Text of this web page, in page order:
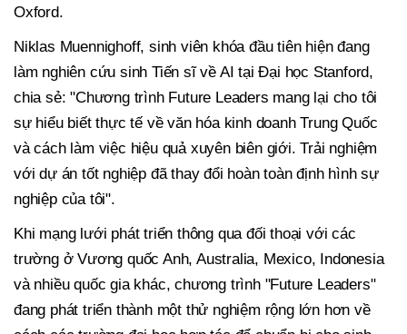
Oxford.
Niklas Muennighoff, sinh viên khóa đầu tiên hiện đang
làm nghiên cứu sinh Tiến sĩ về AI tại Đại học Stanford,
chia sẻ: "Chương trình Future Leaders mang lại cho tôi
sự hiểu biết thực tế về văn hóa kinh doanh Trung Quốc
và cách làm việc hiệu quả xuyên biên giới. Trải nghiệm
với dự án tốt nghiệp đã thay đổi hoàn toàn định hình sự
nghiệp của tôi".
Khi mạng lưới phát triển thông qua đối thoại với các
trường ở Vương quốc Anh, Australia, Mexico, Indonesia
và nhiều quốc gia khác, chương trình "Future Leaders"
đang phát triển thành một thử nghiệm rộng lớn hơn về